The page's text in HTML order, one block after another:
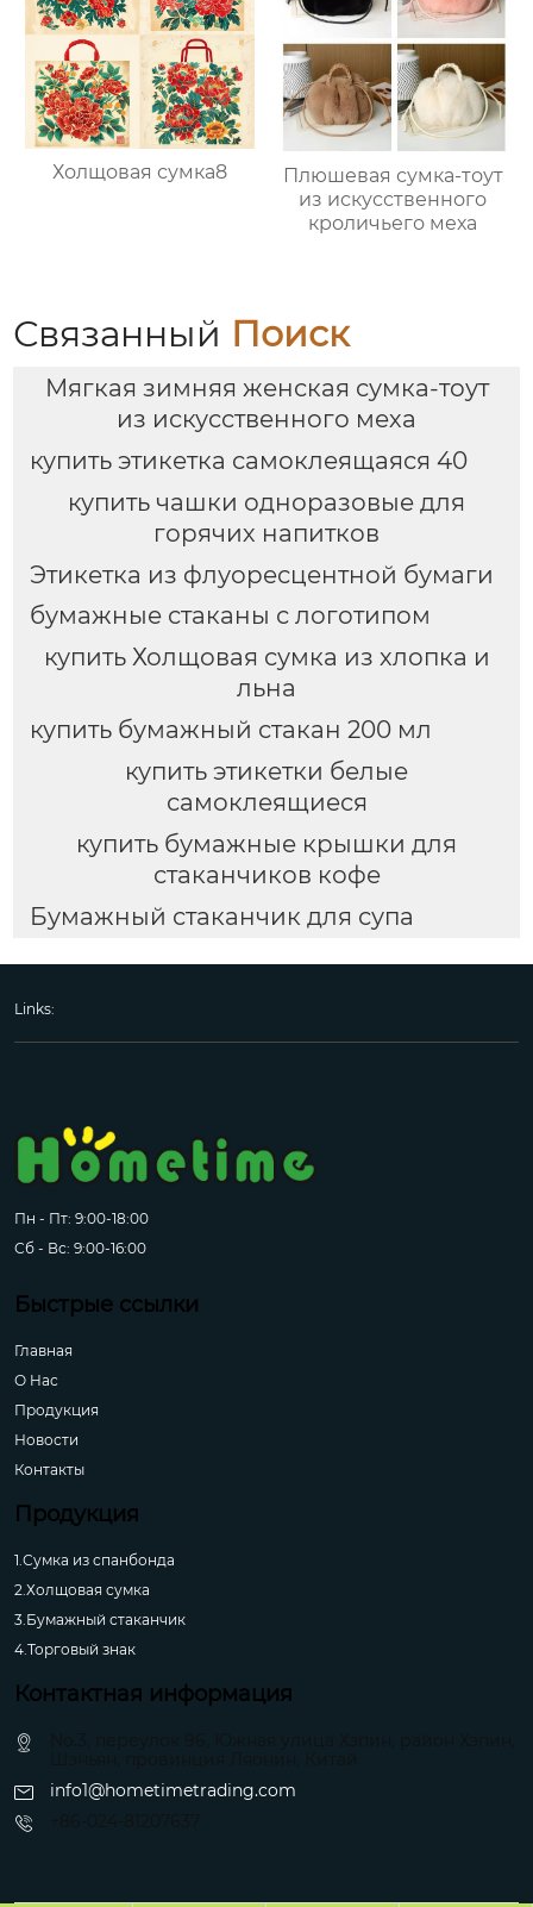
Холщовая сумка8
Плюшевая сумка-тоут
из искусственного
кроличьего меха
Связанный Поиск
Мягкая зимняя женская сумка-тоут
из искусственного меха
купить этикетка самоклеящаяся 40
купить чашки одноразовые для
горячих напитков
Этикетка из флуоресцентной бумаги
бумажные стаканы с логотипом
купить Холщовая сумка из хлопка и
льна
купить бумажный стакан 200 мл
купить этикетки белые
самоклеящиеся
купить бумажные крышки для
стаканчиков кофе
Бумажный стаканчик для супа
Links:
Пн - Пт: 9:00-18:00
Сб - Вс: 9:00-16:00
Быстрые ссылки
Главная
О Hас
Продукция
Новости
Контакты
Продукция
1.Сумка из спанбонда
2.Холщовая сумка
3.Бумажный стаканчик
4.Торговый знак
Контактная информация
info1@hometimetrading.com